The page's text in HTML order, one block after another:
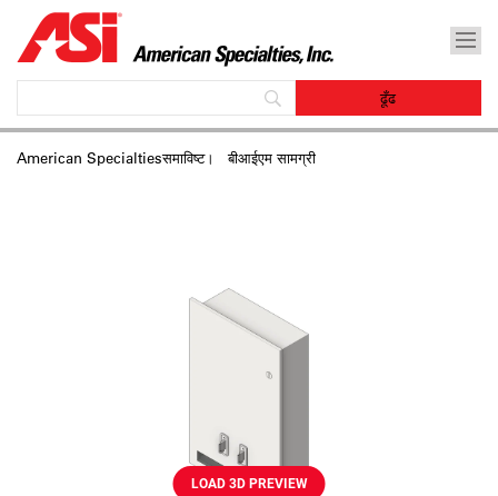
American Specialtiesसमाविष्‍ट। बीआईएम सामग्री